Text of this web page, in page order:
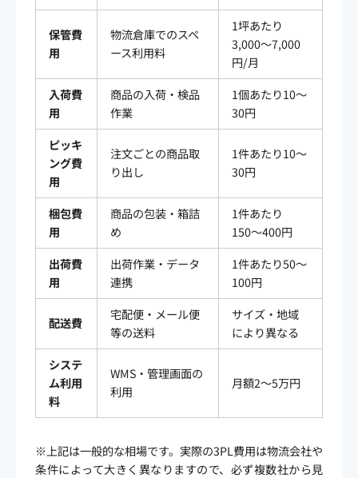
保管費
用
物流倉庫でのスペ
ース利用料
1坪あたり
3,000〜7,000
円/月
入荷費
用
商品の入荷・検品
作業
1個あたり10〜
30円
ピッキ
ング費
用
注文ごとの商品取
り出し
1件あたり10〜
30円
梱包費
用
商品の包装・箱詰
め
1件あたり
150〜400円
出荷費
用
出荷作業・データ
連携
1件あたり50〜
100円
配送費
宅配便・メール便
等の送料
サイズ・地域
により異なる
システ
ム利用
料
WMS・管理画面の
利用
月額2〜5万円
※上記は一般的な相場です。実際の3PL費用は物流会社や
条件によって大きく異なりますので、必ず複数社から見